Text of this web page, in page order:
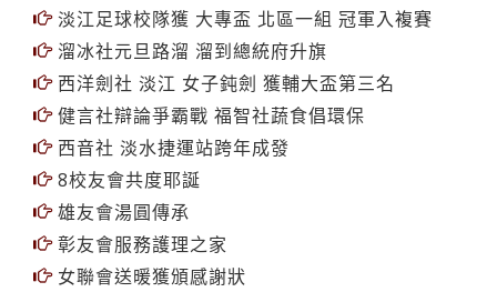
淡江足球校隊獲 大專盃 北區一組 冠軍入複賽
溜冰社元旦路溜 溜到總統府升旗
西洋劍社 淡江 女子鈍劍 獲輔大盃第三名
健言社辯論爭霸戰 福智社蔬食倡環保
西音社 淡水捷運站跨年成發
8校友會共度耶誕
雄友會湯圓傳承
彰友會服務護理之家
女聯會送暖獲頒感謝狀